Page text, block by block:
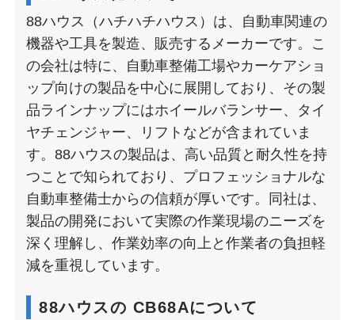
88ハウス（ハチハチハウス）は、自動車関連の
機器や工具を製造、販売するメーカーです。こ
の会社は特に、自動車整備工場やカーケアショ
ップ向けの製品を中心に展開しており、その製
品ラインナップにはホイールバランサー、タイ
ヤチェンジャー、リフトなどが含まれていま
す。88ハウスの製品は、高い品質と耐久性を持
つことで知られており、プロフェッショナルな
自動車整備士からの信頼が厚いです。同社は、
製品の開発において実際の作業現場のニーズを
深く理解し、作業効率の向上と作業者の負担軽
減を重視しています。
88ハウスの CB68Aについて